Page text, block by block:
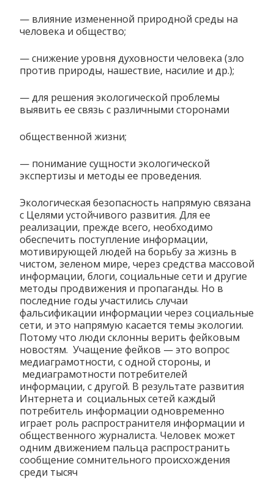
— влияние измененной природной среды на
человека и общество;
— снижение уровня духовности человека (зло
против природы, нашествие, насилие и др.);
— для решения экологической проблемы
выявить ее связь с различными сторонами
общественной жизни;
— понимание сущности экологической
экспертизы и методы ее проведения.
Экологическая безопасность напрямую связана
с Целями устойчивого развития. Для ее
реализации, прежде всего, необходимо
обеспечить поступление информации,
мотивирующей людей на борьбу за жизнь в
чистом, зеленом мире, через средства массовой
информации, блоги, социальные сети и другие
методы продвижения и пропаганды. Но в
последние годы участились случаи
фальсификации информации через социальные
сети, и это напрямую касается темы экологии.
Потому что люди склонны верить фейковым
новостям. Учащение фейков — это вопрос
медиаграмотности, с одной стороны, и
медиаграмотности потребителей
информации, с другой. В результате развития
Интернета и социальных сетей каждый
потребитель информации одновременно
играет роль распространителя информации и
общественного журналиста. Человек может
одним движением пальца распространить
сообщение сомнительного происхождения
среди тысяч